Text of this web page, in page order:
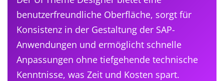
benutzerfreundliche Oberfläche, sorgt für
Konsistenz in der Gestaltung der SAP-
Anwendungen und ermöglicht schnelle
Anpassungen ohne tiefgehende technische
Kenntnisse, was Zeit und Kosten spart.